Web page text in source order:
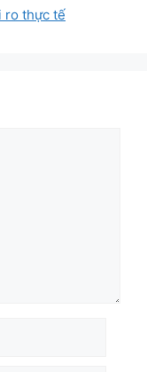
ro thực tế